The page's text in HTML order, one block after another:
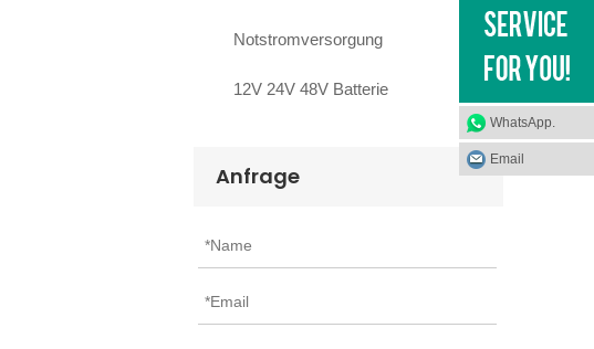
Notstromversorgung
12V 24V 48V Batterie
Anfrage
WhatsApp.
Email